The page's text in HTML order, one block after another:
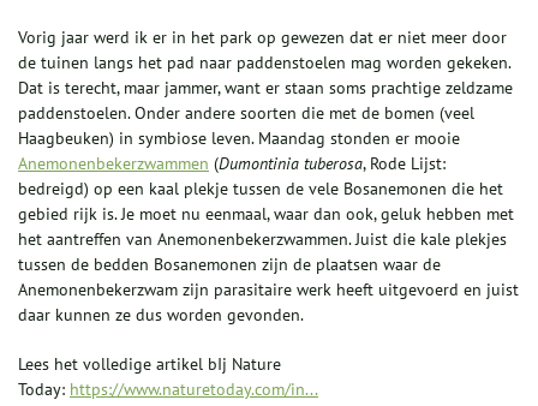
Vorig jaar werd ik er in het park op gewezen dat er niet meer door
de tuinen langs het pad naar paddenstoelen mag worden gekeken.
Dat is terecht, maar jammer, want er staan soms prachtige zeldzame
paddenstoelen. Onder andere soorten die met de bomen (veel
Haagbeuken) in symbiose leven. Maandag stonden er mooie
Anemonenbekerzwammen (Dumontinia tuberosa, Rode Lijst:
bedreigd) op een kaal plekje tussen de vele Bosanemonen die het
gebied rijk is. Je moet nu eenmaal, waar dan ook, geluk hebben met
het aantreffen van Anemonenbekerzwammen. Juist die kale plekjes
tussen de bedden Bosanemonen zijn de plaatsen waar de
Anemonenbekerzwam zijn parasitaire werk heeft uitgevoerd en juist
daar kunnen ze dus worden gevonden.
Lees het volledige artikel bIj Nature
Today: https://www.naturetoday.com/in...